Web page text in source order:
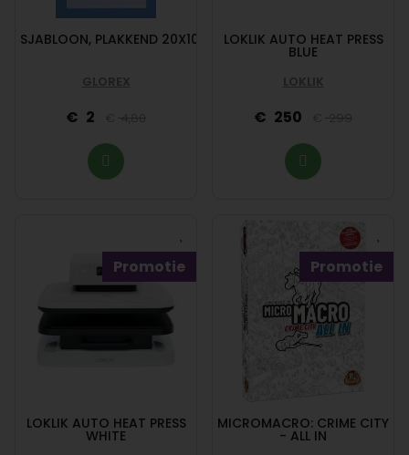
SJABLOON, PLAKKEND 20X10CM
GLOREX
2 4,80
LOKLIK AUTO HEAT PRESS
BLUE
LOKLIK
250 299
Promotie
LOKLIK AUTO HEAT PRESS
WHITE
Promotie
MICROMACRO: CRIME CITY
- ALL IN